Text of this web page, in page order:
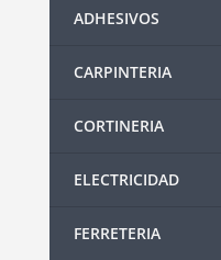
ADHESIVOS
CARPINTERIA
CORTINERIA
ELECTRICIDAD
FERRETERIA